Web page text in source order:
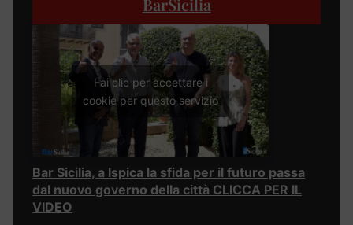
BarSicilia
Fai clic per accettare i
cookie per questo servizio
Bar Sicilia, a Ispica la sfida per il futuro passa
dal nuovo governo della città CLICCA PER IL
VIDEO